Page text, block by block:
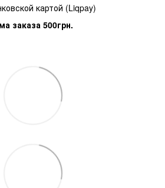
картой (Liqpay)
заказа 500грн.